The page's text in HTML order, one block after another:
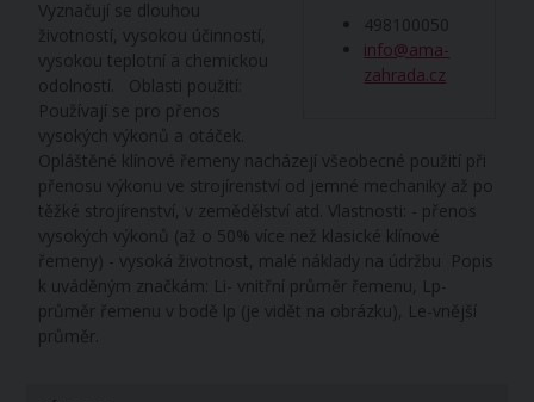
498100050
info@ama-
zahrada.cz
Vyznačují se dlouhou
životností, vysokou účinností,
vysokou teplotní a chemickou
odolností. Oblasti použití:
Používají se pro přenos
vysokých výkonů a otáček.
Opláštěné klínové řemeny nacházejí všeobecné použití při
přenosu výkonu ve strojírenství od jemné mechaniky až po
těžké strojírenství, v zemědělství atd. Vlastnosti: - přenos
vysokých výkonů (až o 50% více než klasické klínové
řemeny) - vysoká životnost, malé náklady na údržbu Popis
k uváděným značkám: Li- vnitřní průměr řemenu, Lp-
průměr řemenu v bodě lp (je vidět na obrázku), Le-vnější
průměr.